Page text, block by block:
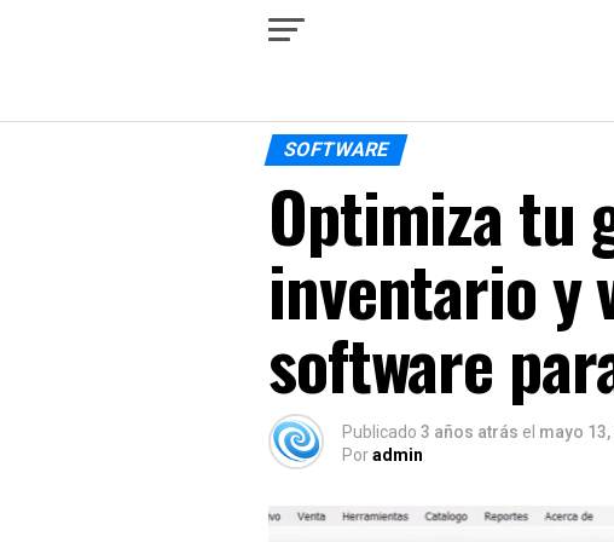
SOFTWARE
Optimiza tu
inventario y
software
Publicado 3 años atrás el mayo 13,
Poradmin